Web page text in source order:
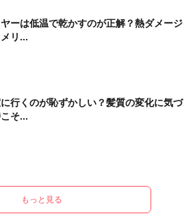
ヤーは低温で乾かすのが正解？熱ダメージ
リ...
行くのが恥ずかしい？髪質の変化に気づ
そ...
もっと見る